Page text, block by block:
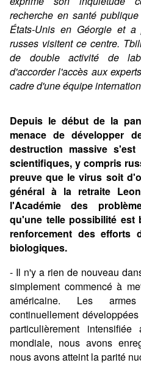
recherche en santé
États-Unis en Géorgie et a
russes visitent ce centre.
de double activité de
d'accorder l'accès aux
cadre d'une équipe
Depuis le début de la
menace de développer
destruction massive
scientifiques, y compris
preuve que le virus soit
général à la retraite
l'Académie des
qu'une telle possibilité est
renforcement des efforts
biologiques.
- Il n'y a rien de nouveau
simplement commencé à
américaine. Les
continuellement
particulièrement
mondiale, nous avons
nous avons atteint la parité